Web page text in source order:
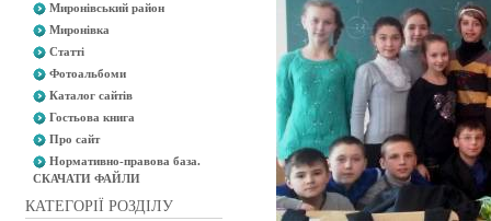
Миронівський район
Миронівка
Статті
Фотоальбоми
Каталог сайтів
Гостьова книга
Про сайт
Нормативно-правова база.
СКАЧАТИ ФАЙЛИ
КАТЕГОРІЇ РОЗДІЛУ